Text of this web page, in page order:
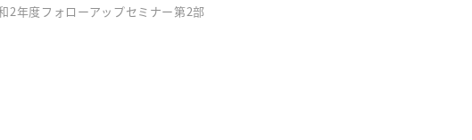
2年度フォローアップセミナー第2部